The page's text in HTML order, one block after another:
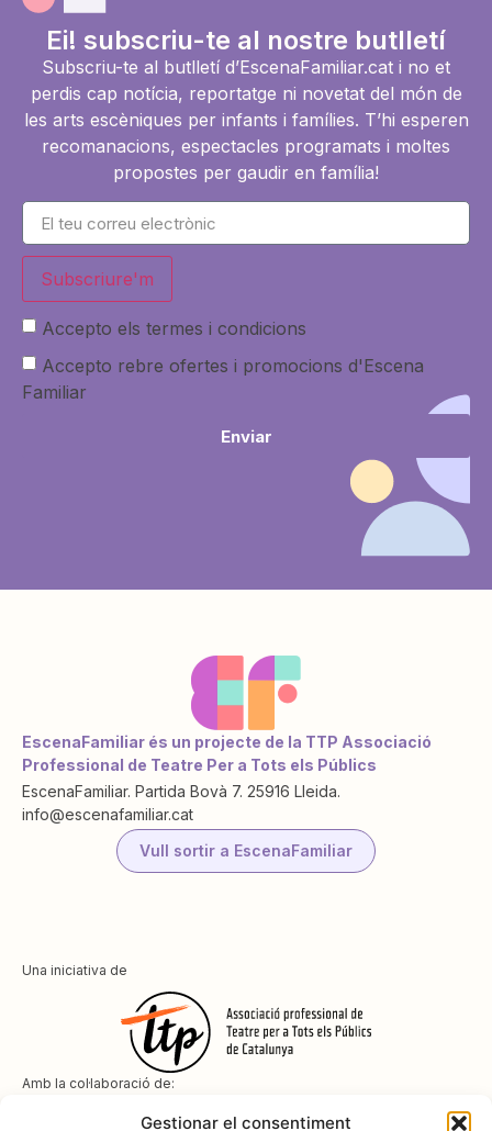
Gestionar el consentiment
Ei! subscriu-te al nostre butlletí
Subscriu-te al butlletí d’EscenaFamiliar.cat i no et
perdis cap notícia, reportatge ni novetat del món de
les arts escèniques per infants i famílies. T’hi esperen
recomanacions, espectacles programats i moltes
propostes per gaudir en família!
Subscriure'm
Accepto els termes i condicions
Accepto rebre ofertes i promocions d'Escena
Familiar
Enviar
EscenaFamiliar és un projecte de la TTP Associació
Professional de Teatre Per a Tots els Públics
EscenaFamiliar. Partida Bovà 7. 25916 Lleida.
info@escenafamiliar.cat
Vull sortir a EscenaFamiliar
Una iniciativa de
Amb la col·laboració de: